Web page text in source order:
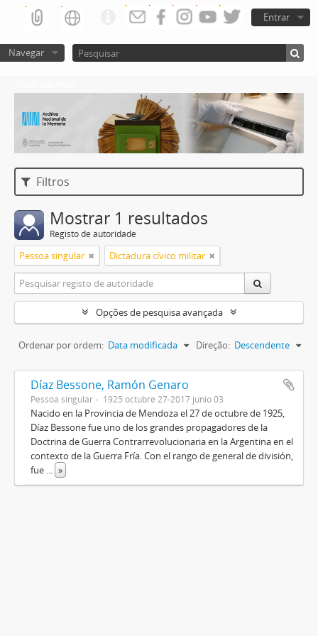
Entrar
Navegar
Filtros
Mostrar 1 resultados
Registo de autoridade
Pessoa singular Dictadura cívico militar
Opções de pesquisa avançada
Ordenar por ordem: Data modificada Direção: Descendente
Díaz Bessone, Ramón Genaro
Pessoa singular 1925 octubre 27-2017 junio 03
Nacido en la Provincia de Mendoza el 27 de octubre de 1925,
Díaz Bessone fue uno de los grandes propagadores de la
Doctrina de Guerra Contrarrevolucionaria en la Argentina en el
contexto de la Guerra Fría. Con el rango de general de división,
fue ... »